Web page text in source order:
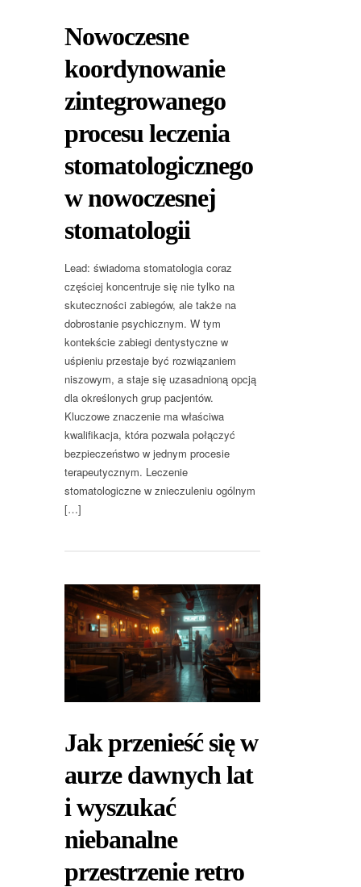
Nowoczesne
koordynowanie
zintegrowanego
procesu leczenia
stomatologicznego
w nowoczesnej
stomatologii
Lead: świadoma stomatologia coraz
częściej koncentruje się nie tylko na
skuteczności zabiegów, ale także na
dobrostanie psychicznym. W tym
kontekście zabiegi dentystyczne w
uśpieniu przestaje być rozwiązaniem
niszowym, a staje się uzasadnioną opcją
dla określonych grup pacjentów.
Kluczowe znaczenie ma właściwa
kwalifikacja, która pozwala połączyć
bezpieczeństwo w jednym procesie
terapeutycznym. Leczenie
stomatologiczne w znieczuleniu ogólnym
[…]
Jak przenieść się w
aurze dawnych lat
i wyszukać
niebanalne
przestrzenie retro